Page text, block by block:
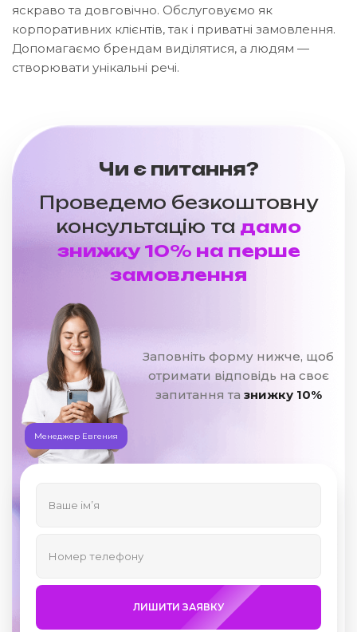
яскраво та довговічно. Обслуговуємо як
корпоративних клієнтів, так і приватні замовлення.
Допомагаємо брендам виділятися, а людям —
створювати унікальні речі.
Чи є питання?
Проведемо безкоштовну
консультацію та дамо
знижку 10% на перше
замовлення
Менеджер Евгения
Заповніть форму нижче, щоб
отримати відповідь на своє
запитання та знижку 10%
ЛИШИТИ ЗАЯВКУ